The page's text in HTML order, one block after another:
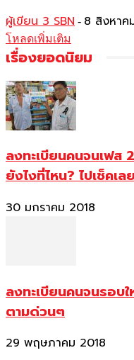
ผู้เขียน 3 SBN - 8 สิงหา
โหลดเพิ่มเติม
เรื่องยอดนิยม
ลงทะเบียนคนจนเฟส
ยังไงที่ไหน? ไปเช็คเล
30 มกราคม 2018
ลงทะเบียนคนจนรอบ
ตามด่วนๆ
29 พฤษภาคม 2018